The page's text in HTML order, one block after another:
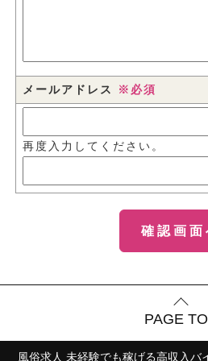
メールアドレス ※必須
再度入力してください。
PAGE
風俗求人 未経験でも稼げる高収入バ